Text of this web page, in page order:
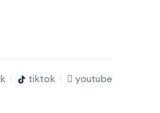
tiktok youtube